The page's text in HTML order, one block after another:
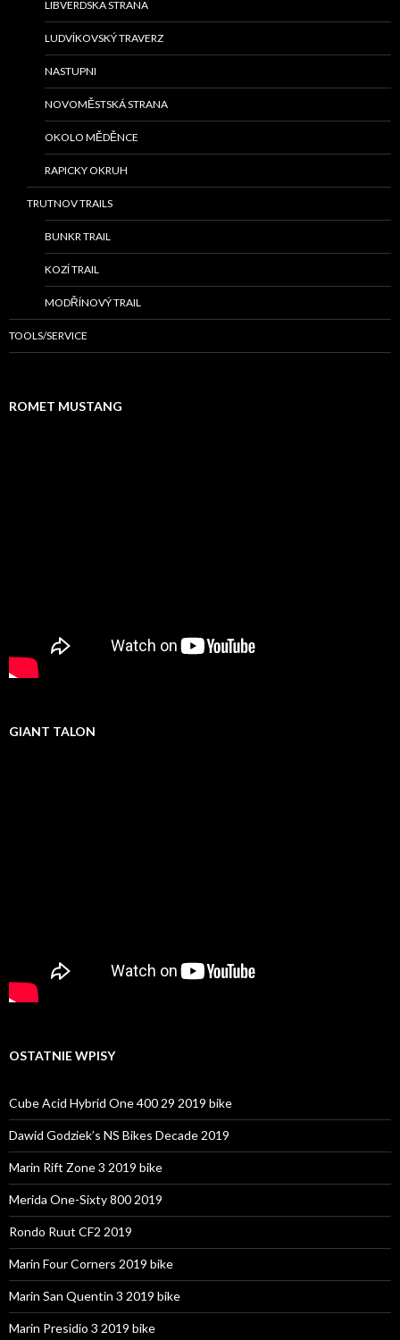
LIBVERDSKA STRANA
LUDVÍKOVSKÝ TRAVERZ
NASTUPNI
NOVOMĚSTSKÁ STRANA
OKOLO MĚDĚNCE
RAPICKY OKRUH
TRUTNOV TRAILS
BUNKR TRAIL
KOZÍ TRAIL
MODŘÍNOVÝ TRAIL
TOOLS/SERVICE
ROMET MUSTANG
GIANT TALON
OSTATNIE WPISY
Cube Acid Hybrid One 400 29 2019 bike
Dawid Godziek’s NS Bikes Decade 2019
Marin Rift Zone 3 2019 bike
Merida One-Sixty 800 2019
Rondo Ruut CF2 2019
Marin Four Corners 2019 bike
Marin San Quentin 3 2019 bike
Marin Presidio 3 2019 bike